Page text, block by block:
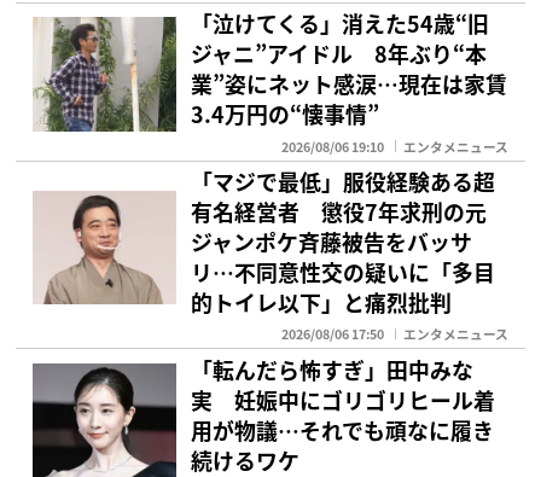
「泣けてくる」消えた54歳“旧
ジャニ”アイドル 8年ぶり“本
業”姿にネット感涙…現在は家賃
3.4万円の“懐事情”
2026/08/06 19:10 エンタメニュース
「マジで最低」服役経験ある超
有名経営者 懲役7年求刑の元
ジャンポケ斉藤被告をバッサ
リ…不同意性交の疑いに「多目
的トイレ以下」と痛烈批判
2026/08/06 17:50 エンタメニュース
「転んだら怖すぎ」田中みな
実 妊娠中にゴリゴリヒール着
用が物議…それでも頑なに履き
続けるワケ